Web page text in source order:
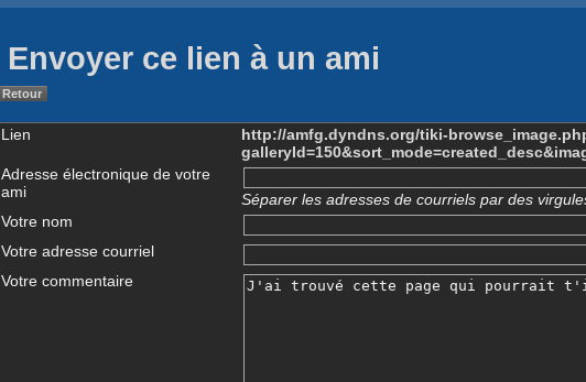
Envoyer ce lien à un ami
Retour
Lien
http://amfg.dyndns.org/tiki-
Adresse électronique de votre
ami
Séparer les adresses de courriels par des
Votre nom
Votre adresse courriel
Votre commentaire